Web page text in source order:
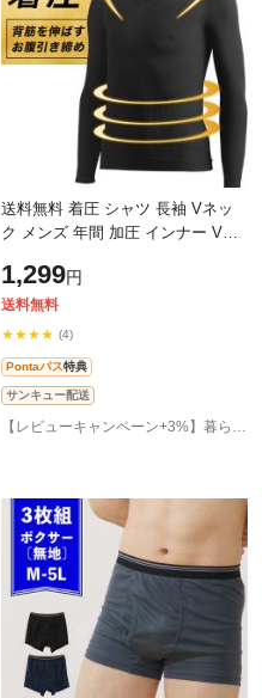
送料無料 着圧 シャツ 長袖 Vネッ
ク メンズ 年間 加圧 インナー V首
補正 筋肉 トレーニング 猫背 ロン
1,299円
送料無料
★★★★ (4)
Pontaパス特典
サンキュー配送
【レビューキャンペーン+3%】暮らしの肌着 インナー専門店